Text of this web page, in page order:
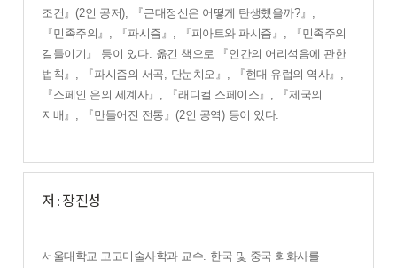
조건 』(2인 공저), 『근대정신은 어떻게 탄생했을까?』
『민족주의 』 『파시즘 』 『피아트와 파시즘 』 『민족주의
길들이기 』 등이 있다. 옮긴 책으로 『인간의 어리석음에 관한
법칙 』 『파시즘의 서곡 단눈치오 』 『현대 유럽의 역사』
『스페인 은의 세계사』 『래디컬 스페이스 』 『제국의
지배 』 『만들어진 전통 』 (2인 공역) 등이 있다.
저 : 장진성
서울대학교 고고미술사학과 교수 한국 및 중국 회화사를